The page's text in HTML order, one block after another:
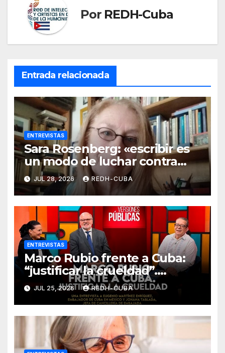
Por REDH-Cuba
Entrada relacionada
ENTREVISTAS
Sara Rosenberg: «escribir es
un modo de luchar contra
todo intento de
deshumanización»
JUL 28, 2026 REDH-CUBA
ENTREVISTAS
Marco Rubio frente a Cuba:
“justificar la crueldad”.
Entrevista de Jenaro Villamil
a Eugenio Martínez y Johana
Tablada
JUL 25, 2026 REDH-CUBA